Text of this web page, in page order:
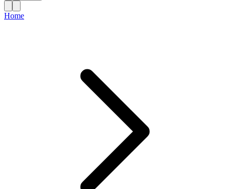
Home